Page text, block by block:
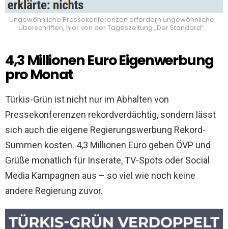
Ungewöhnliche Pressekonferenzen erfordern ungewöhnliche
Überschriften, hier von der Tageszeitung „Der Standard“.
4,3 Millionen Euro Eigenwerbung
pro Monat
Türkis-Grün ist nicht nur im Abhalten von
Pressekonferenzen rekordverdächtig, sondern lässt
sich auch die eigene Regierungswerbung Rekord-
Summen kosten. 4,3 Millionen Euro geben ÖVP und
Grüße monatlich für Inserate, TV-Spots oder Social
Media Kampagnen aus – so viel wie noch keine
andere Regierung zuvor.